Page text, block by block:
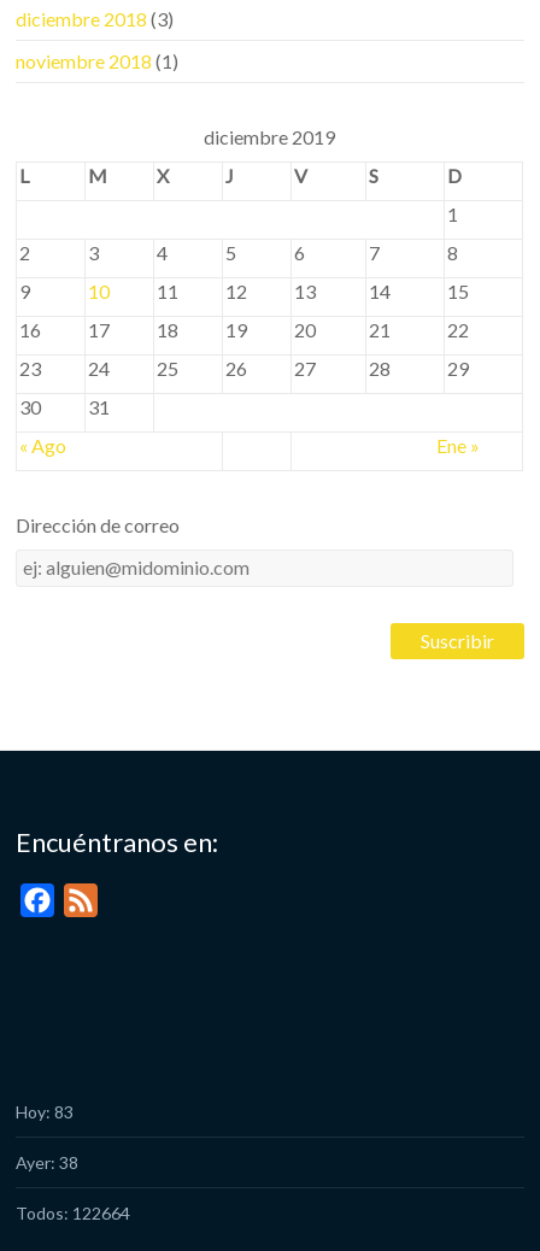
diciembre 2018 (3)
noviembre 2018 (1)
diciembre 2019
L
M X J V S D
« Ago Ene »
1
2
3 4 5 6 7
8
9
10 11 12 13 14
15
16
17 18 19 20 21
22
23
24 25 26 27 28
29
30
31
Dirección de correo
Dirección
de
Encuéntranos en:
o
k
Hoy: 83
Ayer: 38
Todos: 122664